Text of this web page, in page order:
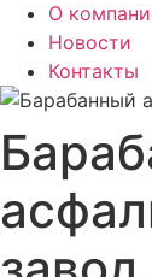
О
Новости
Контакты